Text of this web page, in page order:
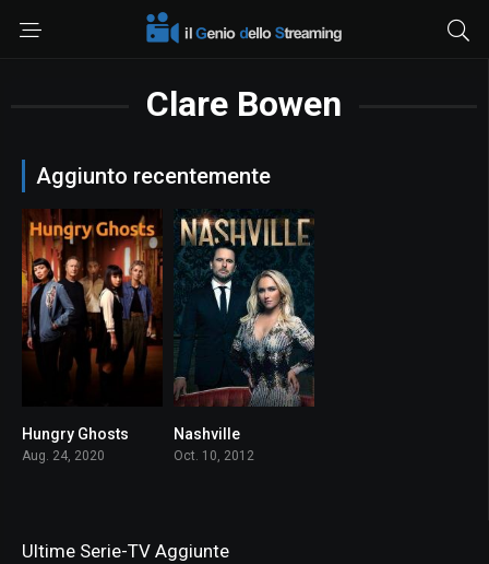
Clare Bowen
Aggiunto recentemente
Hungry Ghosts
Aug. 24, 2020
Nashville
Oct. 10, 2012
Ultime Serie-TV Aggiunte